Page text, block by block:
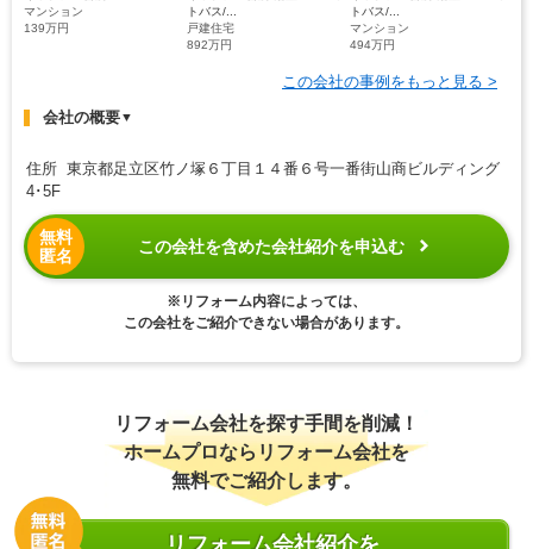
マンション
139万円
トバス/...
戸建住宅
892万円
トバス/...
マンション
494万円
この会社の事例をもっと見る >
会社の概要▼
住所 東京都足立区竹ノ塚６丁目１４番６号一番街山商ビルディング
4･5F
無料
匿名
この会社を含めた会社紹介を申込む
※リフォーム内容によっては、
この会社をご紹介できない場合があります。
リフォーム会社を探す手間を削減！
ホームプロならリフォーム会社を
無料でご紹介します。
リフォーム会社紹介を